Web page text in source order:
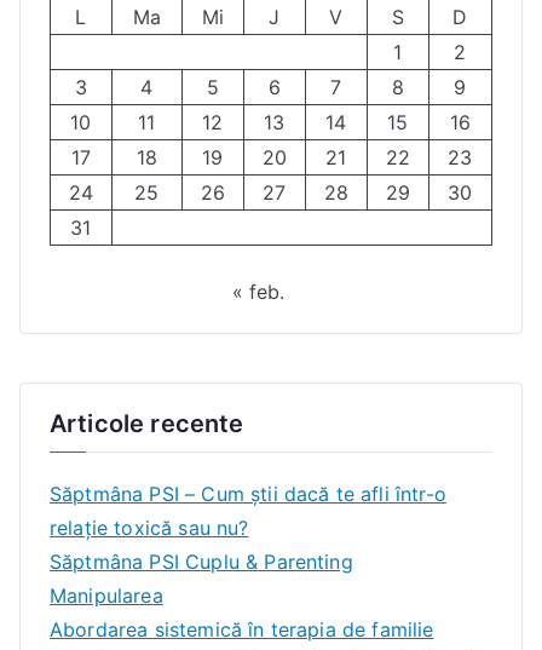
L Ma Mi J V S
D
1
2
3
4 5 6 7 8
9
10
11 12 13 14 15
16
17
18 19 20 21 22
23
24
25 26 27 28 29
30
31
« feb.
Articole recente
Săptmâna PSI – Cum știi dacă te afli într-o
relație toxică sau nu?
Săptmâna PSI Cuplu & Parenting
Manipularea
Abordarea sistemică în terapia de familie